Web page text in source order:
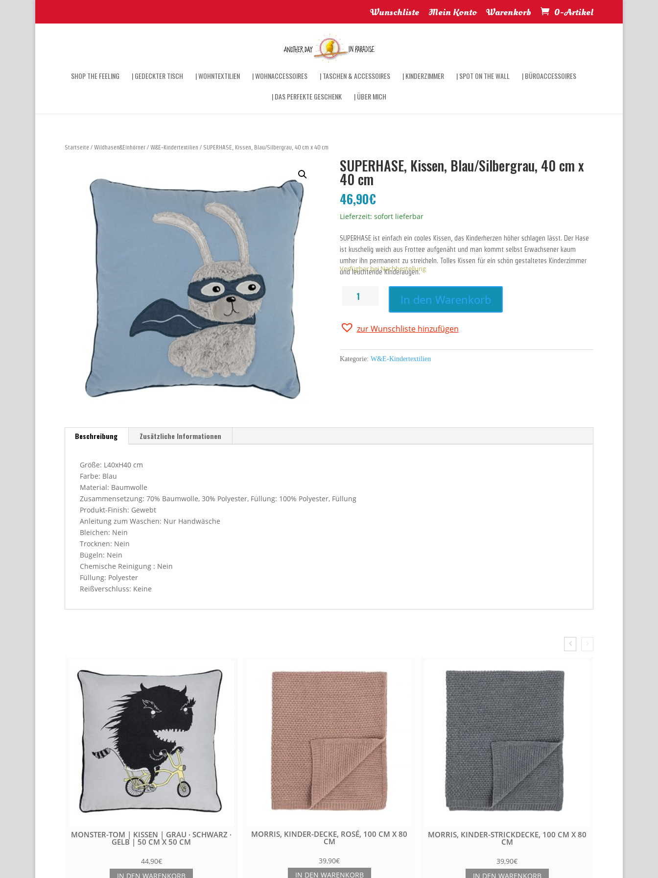
Wunschliste Mein Konto Warenkorb 0-Artikel
SHOP THE FEELING | GEDECKTER TISCH | WOHNTEXTILIEN | WOHNACCESSOIRES | TASCHEN & ACCESSOIRES | KINDERZIMMER | SPOT ON THE WALL
| BÜROACCESSOIRES
| DAS PERFEKTE GESCHENK
| ÜBER MICH
Startseite / Wildhasen&Einhörner / W&E-Kindertextilien / SUPERHASE, Kissen, Blau/Silbergrau, 40 cm x 40 cm
SUPERHASE, Kissen, Blau/Silbergrau, 40 cm x
40 cm
46,90€
Lieferzeit: sofort lieferbar
SUPERHASE ist einfach ein cooles Kissen, das Kinderherzen höher schlagen lässt. Der Hase
ist kuschelig weich aus Frottee aufgenäht und man kommt selbst Erwachsener kaum
umher ihn permanent zu streicheln. Tolles Kissen für ein schön gestaltetes Kinderzimmer
und leuchtende Kinderaugen.
Verfügbar bei Nachbestellung
SUPERHASE,
Kissen,
Blau/Silbergrau,
40
x
40
In den Warenkorb
zur Wunschliste hinzufügen
Kategorie: W&E-Kindertextilien
Beschreibung Zusätzliche Informationen
Größe: L40xH40 cm
Farbe: Blau
Material: Baumwolle
Zusammensetzung: 70% Baumwolle, 30% Polyester, Füllung: 100% Polyester, Füllung
Produkt-Finish: Gewebt
Anleitung zum Waschen: Nur Handwäsche
Bleichen: Nein
Trocknen: Nein
Bügeln: Nein
Chemische Reinigung : Nein
Füllung: Polyester
Reißverschluss: Keine
MONSTER-TOM | KISSEN | GRAU · SCHWARZ ·
GELB | 50 CM X 50 CM
44,90€
IN DEN WARENKORB
MORRIS, KINDER-DECKE, ROSÉ, 100 CM X 80
CM
39,90€
IN DEN WARENKORB
MORRIS, KINDER-STRICKDECKE, 100 CM X 80
CM
39,90€
IN DEN WARENKORB